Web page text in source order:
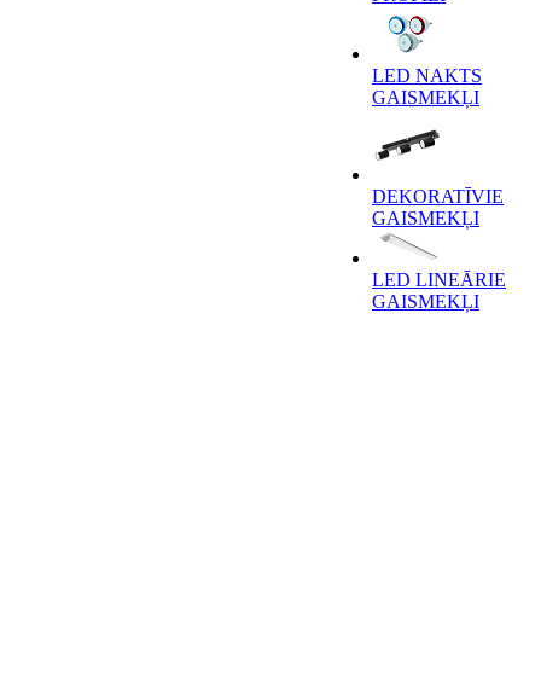
LED NAKTS
GAISMEKĻI
DEKORATĪVIE
GAISMEKĻI
LED LINEĀRIE
GAISMEKĻI